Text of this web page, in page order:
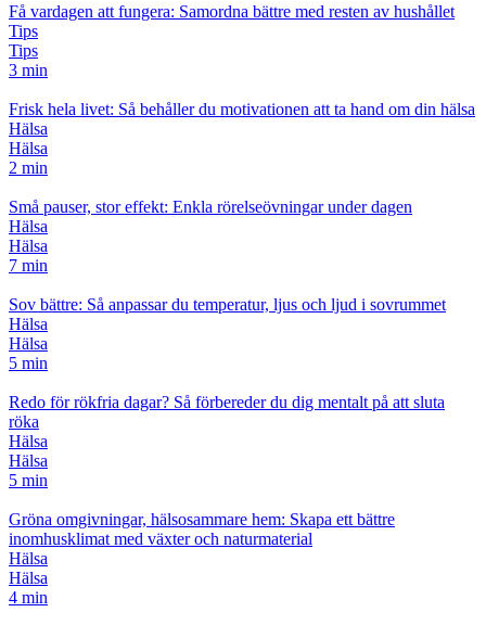
Få vardagen att fungera: Samordna bättre med resten av hushållet
Tips
Tips
3 min
Frisk hela livet: Så behåller du motivationen att ta hand om din hälsa
Hälsa
Hälsa
2 min
Små pauser, stor effekt: Enkla rörelseövningar under dagen
Hälsa
Hälsa
7 min
Sov bättre: Så anpassar du temperatur, ljus och ljud i sovrummet
Hälsa
Hälsa
5 min
Redo för rökfria dagar? Så förbereder du dig mentalt på att sluta
röka
Hälsa
Hälsa
5 min
Gröna omgivningar, hälsosammare hem: Skapa ett bättre
inomhusklimat med växter och naturmaterial
Hälsa
Hälsa
4 min